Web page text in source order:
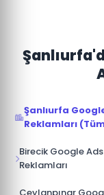
yöneterek
Şanlıurfa
Reklamları
Birecik Google Ads
Reklamları